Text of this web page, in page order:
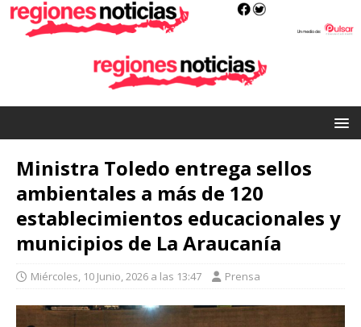
Ministra Toledo entrega sellos
ambientales a más de 120
establecimientos educacionales y
municipios de La Araucanía
Miércoles, 10 Junio, 2026 a las 13:47 Prensa